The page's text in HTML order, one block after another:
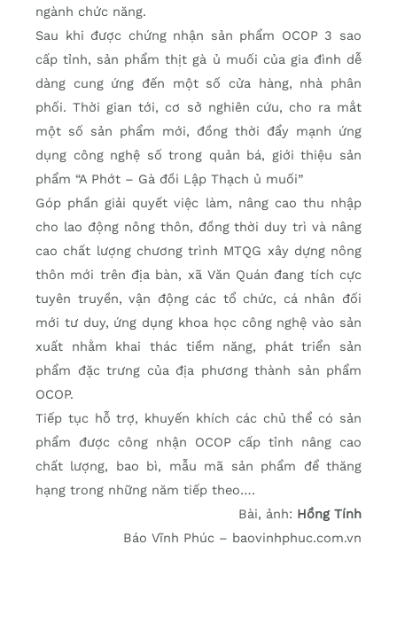
ngành chức năng.
Sau khi được chứng nhận sản phẩm OCOP 3 sao
cấp tỉnh, sản phẩm thịt gà ủ muối của gia đình dễ
dàng cung ứng đến một số cửa hàng, nhà phân
phối. Thời gian tới, cơ sở nghiên cứu, cho ra mắt
một số sản phẩm mới, đồng thời đẩy mạnh ứng
dụng công nghệ số trong quản bá, giới thiệu sản
phẩm “A Phớt – Gà đồi Lập Thạch ủ muối”
Góp phần giải quyết việc làm, nâng cao thu nhập
cho lao động nông thôn, đồng thời duy trì và nâng
cao chất lượng chương trình MTQG xây dựng nông
thôn mới trên địa bàn, xã Văn Quán đang tích cực
tuyên truyền, vận động các tổ chức, cá nhân đối
mới tư duy, ứng dụng khoa học công nghệ vào sản
xuất nhằm khai thác tiềm năng, phát triển sản
phẩm đặc trưng của địa phương thành sản phẩm
OCOP.
Tiếp tục hỗ trợ, khuyến khích các chủ thể có sản
phẩm được công nhận OCOP cấp tỉnh nâng cao
chất lượng, bao bì, mẫu mã sản phẩm để thăng
hạng trong những năm tiếp theo….
Bài, ảnh: Hồng Tính
Báo Vĩnh Phúc – baovinhphuc.com.vn